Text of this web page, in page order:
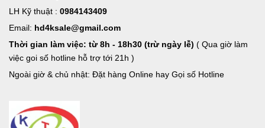
LH Kỹ thuật : 0984143409
Email: hd4ksale@gmail.com
Thời gian làm việc: từ 8h - 18h30 (trừ ngày lễ) ( Qua giờ làm
việc goi số hotline hỗ trợ tới 21h )
Ngoài giờ & chủ nhật: Đặt hàng Online hay Gọi số Hotline